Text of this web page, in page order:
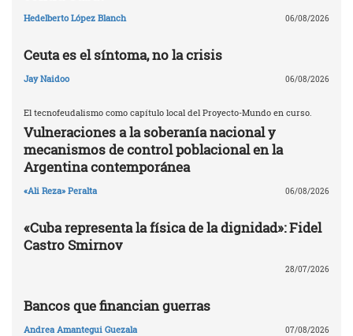
Hedelberto López Blanch 06/08/2026
Ceuta es el síntoma, no la crisis
Jay Naidoo 06/08/2026
El tecnofeudalismo como capítulo local del Proyecto-Mundo en curso.
Vulneraciones a la soberanía nacional y
mecanismos de control poblacional en la
Argentina contemporánea
«Ali Reza» Peralta 06/08/2026
«Cuba representa la física de la dignidad»: Fidel
Castro Smirnov
28/07/2026
Bancos que financian guerras
Andrea Amantegui Guezala 07/08/2026